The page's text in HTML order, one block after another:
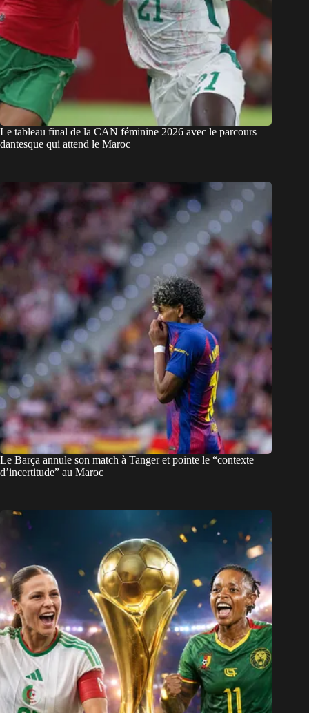
Le tableau final de la CAN féminine 2026 avec le parcours
dantesque qui attend le Maroc
Le Barça annule son match à Tanger et pointe le “contexte
d’incertitude” au Maroc